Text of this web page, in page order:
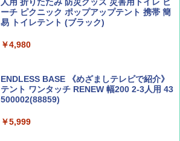
ァキア 2026～2027 地球の歩き方A ヨーロッ
人用 折りたたみ 防災グッズ 災害用トイレ ビ
ーチ ピクニック ポップアップテント 携帯 簡
易 トイレテント (ブラック)
￥4,980
ENDLESS BASE 《めざましテレビで紹介》
テント ワンタッチ RENEW 幅200 2-3人用 43
500002(88859)
￥5,999